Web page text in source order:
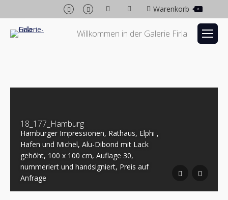
Facebook
page
opens
Instagram
page
opens
in
Warenkorb 0
Willkommen in der Galerie Firla
18_177_Hamburg
Hamburger Impressionen, Rathaus, Elphi ,
Hafen und Michel, Alu-Dibond mit Lack
gehöht, 100 x 100 cm, Auflage 30,
nummeriert und handsigniert, Preis auf
Anfrage